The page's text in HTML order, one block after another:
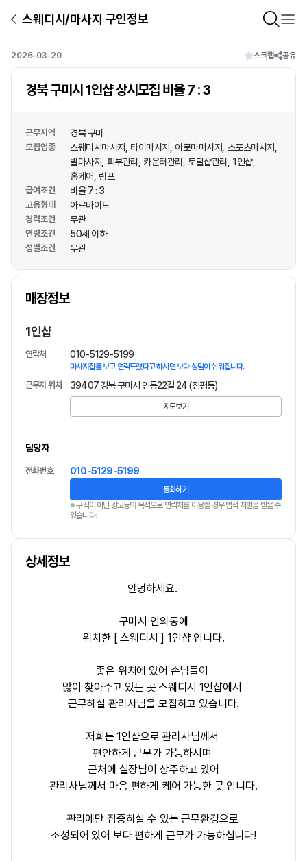
스웨디시/마사지 구인정보
2026-03-20 스크랩 공유
경북 구미시 1인샵 상시모집 비율 7 : 3
근무지역 경북 구미
모집업종 스웨디시마사지 타이마사지 아로마마사지
스포츠마사지
발마사지
피부관리 카운터관리 토탈샵관리
1인샵
홈케어
림프
급여조건 비율 7 : 3
고용형태 아르바이트
경력조건 무관
연령조건 50세 이하
성별조건 무관
매장정보
상호명
1인샵
연락처 010-5129-5199
마사지잡를 보고 연락드렸다고 하시면 보다 상담이 쉬워집니다.
근무지 위치 39407 경북 구미시 인동22길 24 (진평동)
지도보기
담당자
전화번호 010-5129-5199
통화하기
※ 구직이 아닌 광고등의 목적으로 연락처를 이용할 경우 법적 처벌을 받을 수
있습니다.
상세정보
안녕하세요.
구미시 인의동에
위치한 [ 스웨디시 ] 1인샵 입니다.
좋은 위치에 있어 손님들이
많이 찾아주고 있는 곳 스웨디시 1인샵에서
근무하실 관리사님을 모집하고 있습니다.
저희는 1인샵으로 관리사님께서
편안하게 근무가 가능하시며
근처에 실장님이 상주하고 있어
관리사님께서 마음 편하게 케어 가능한 곳 입니다.
관리에만 집중하실 수 있는 근무환경으로
조성되어 있어 보다 편하게 근무가 가능하십니다!